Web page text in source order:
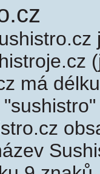
má